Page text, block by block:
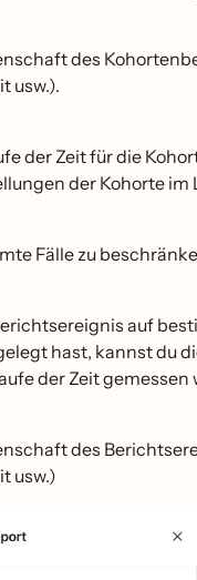
des
usw.).
der Zeit für die
der Kohorte im
Fälle zu
auf
hast, kannst du
der Zeit gemessen
des
usw.)